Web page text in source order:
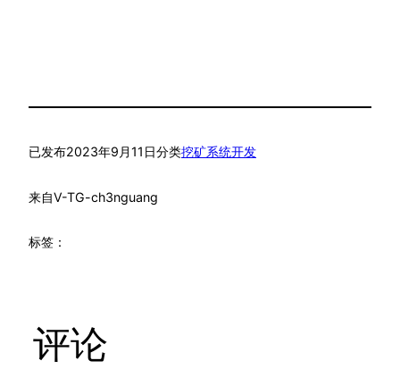
已发布2023年9月11日分类挖矿系统开发
来自V-TG-ch3nguang
标签：
评论